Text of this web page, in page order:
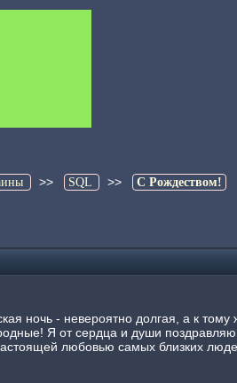
>> SQL >> С Рождеством!
ночь - невероятно долгая, а к
Я от сердца и души
любовью самых близких